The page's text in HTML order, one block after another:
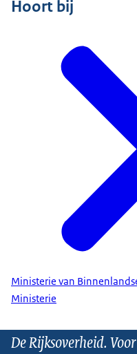
Hoort bij
Ministerie van
Ministerie
De Rijksoverheid.